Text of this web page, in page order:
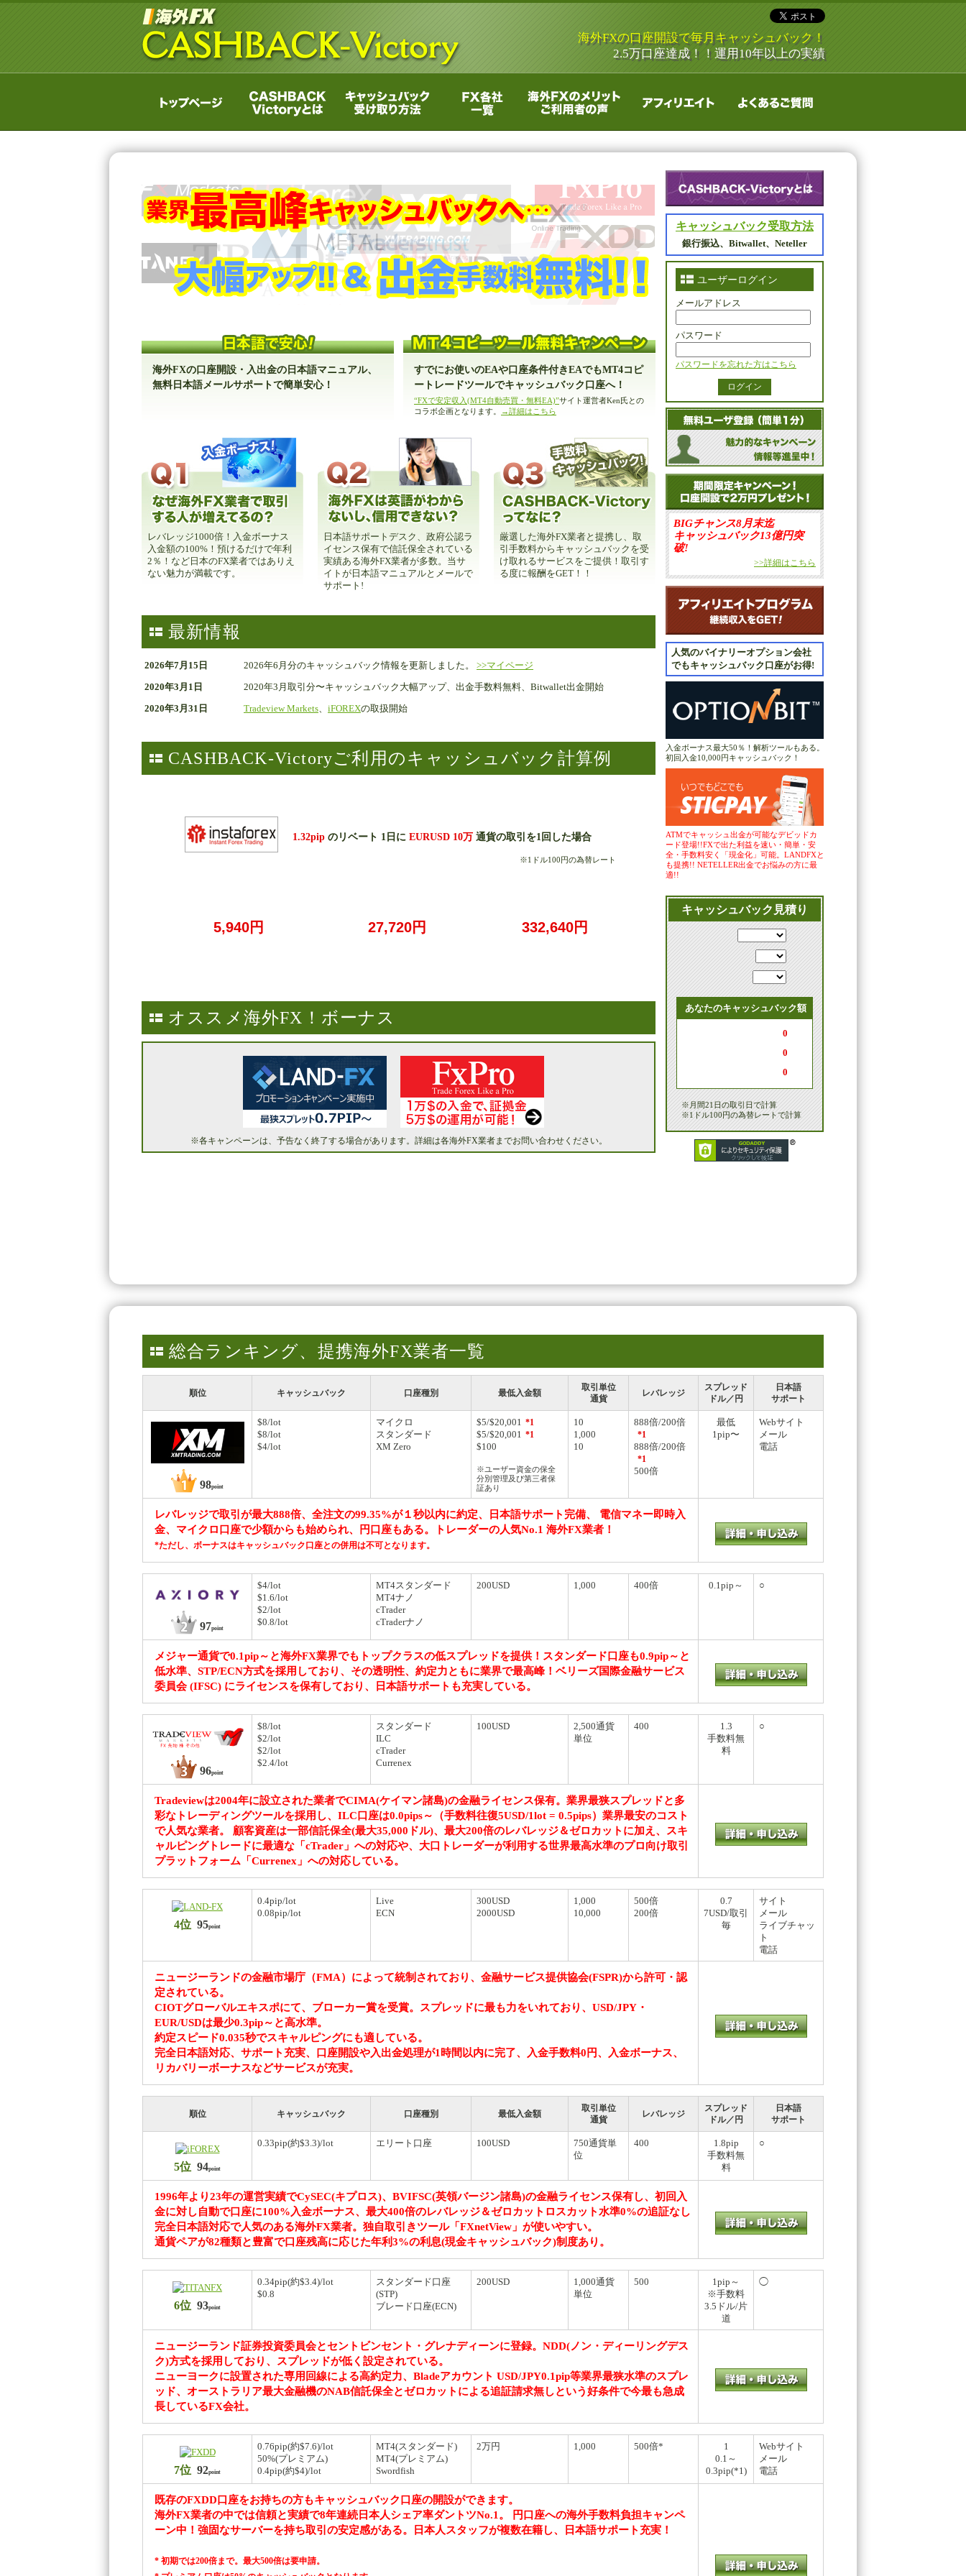
海外FXの口座開設で毎月キャッシュバック！
2.5万口座達成！！運用10年以上の実績
キャッシュバック受取方法
銀行振込、Bitwallet、Neteller
ユーザーログイン
メールアドレス
パスワード
パスワードを忘れた方はこちら
BIGチャンス8月末迄
キャッシュバック13億円突
破!
>>詳細はこちら
人気のバイナリーオプション会社
でもキャッシュバック口座がお得!
入金ボーナス最大50％！解析ツールもある。
初回入金10,000円キャッシュバック！
ATMでキャッシュ出金が可能なデビッドカ
ード登場!!FXで出た利益を速い・簡単・安
全・手数料安く「現金化」可能。LANDFXと
も提携!! NETELLER出金でお悩みの方に最
適!!
キャッシュバック見積り
あなたのキャッシュバック額
0
0
0
※月間21日の取引日で計算
※1ドル100円の為替レートで計算
海外FXの口座開設・入出金の日本語マニュアル、
無料日本語メールサポートで簡単安心！
すでにお使いのEAや口座条件付きEAでもMT4コピ
ートレードツールでキャッシュバック口座へ！
“FXで安定収入(MT4自動売買・無料EA)”サイト運営者Ken氏との
コラボ企画となります。
→詳細はこちら
レバレッジ1000倍！入金ボーナス
入金額の100%！預けるだけで年利
2％！など日本のFX業者ではありえ
ない魅力が満載です。
日本語サポートデスク、政府公認ラ
イセンス保有で信託保全されている
実績ある海外FX業者が多数。当サ
イトが日本語マニュアルとメールで
サポート!
厳選した海外FX業者と提携し、取
引手数料からキャッシュバックを受
け取れるサービスをご提供！取引す
る度に報酬をGET！！
最新情報
2026年7月15日 2026年6月分のキャッシュバック情報を更新しました。 >>マイページ
2020年3月1日
2020年3月取引分〜キャッシュバック大幅アップ、出金手数料無料、Bitwallet出金開始
2020年3月31日
Tradeview Markets、 iFOREXの取扱開始
CASHBACK-Victoryご利用のキャッシュバック計算例
1.32pip のリベート 1日に EURUSD 10万 通貨の取引を1回した場合
※1ドル100円の為替レート
5,940円 27,720円 332,640円
オススメ海外FX！ボーナス
※各キャンペーンは、予告なく終了する場合があります。詳細は各海外FX業者までお問い合わせください。
総合ランキング、提携海外FX業者一覧
順位 キャッシュバック 口座種別 最低入金額
取引単位
通貨
レバレッジ
スプレッド
ドル／円
日本語
サポート
98point
$8/lot
$8/lot
$4/lot
マイクロ
スタンダード
XM Zero
$5/$20,001 *1
$5/$20,001 *1
$100
※ユーザー資金の保全
分別管理及び第三者保
証あり
10
1,000
10
888倍/200倍
*1
888倍/200倍
*1
500倍
最低
1pip〜
Webサイト
メール
電話
レバレッジで取引が最大888倍、全注文の99.35%が１秒以内に約定、日本語サポート完備、 電信マネー即時入
金、マイクロ口座で少額からも始められ、円口座もある。トレーダーの人気No.1 海外FX業者！
*ただし、ボーナスはキャッシュバック口座との併用は不可となります。
97point
$4/lot
$1.6/lot
$2/lot
$0.8/lot
MT4スタンダード
MT4ナノ
cTrader
cTraderナノ
200USD 1,000 400倍 0.1pip～ ○
メジャー通貨で0.1pip～と海外FX業界でもトップクラスの低スプレッドを提供！スタンダード口座も0.9pip～と
低水準、STP/ECN方式を採用しており、その透明性、約定力ともに業界で最高峰！ベリーズ国際金融サービス
委員会 (IFSC) にライセンスを保有しており、日本語サポートも充実している。
96point
$8/lot
$2/lot
$2/lot
$2.4/lot
スタンダード
ILC
cTrader
Currenex
100USD
2,500通貨
単位
400
1.3
手数料無
料
○
Tradeviewは2004年に設立された業者でCIMA(ケイマン諸島)の金融ライセンス保有。業界最狭スプレッドと多
彩なトレーディングツールを採用し、ILC口座は0.0pips～（手数料往復5USD/1lot = 0.5pips）業界最安のコスト
で人気な業者。 顧客資産は一部信託保全(最大35,000ドル)、最大200倍のレバレッジ＆ゼロカットに加え、スキ
ャルピングトレードに最適な「cTrader」への対応や、大口トレーダーが利用する世界最高水準のプロ向け取引
プラットフォーム「Currenex」への対応している。
4位 95point
0.4pip/lot
0.08pip/lot
Live
ECN
300USD
2000USD
1,000
10,000
500倍
200倍
0.7
7USD/取引
毎
サイト
メール
ライブチャッ
ト
電話
ニュージーランドの金融市場庁（FMA）によって統制されており、金融サービス提供協会(FSPR)から許可・認
定されている。
CIOTグローバルエキスポにて、ブローカー賞を受賞。スプレッドに最も力をいれており、USD/JPY・
EUR/USDは最少0.3pip～と高水準。
約定スピード0.035秒でスキャルピングにも適している。
完全日本語対応、サポート充実、口座開設や入出金処理が1時間以内に完了、入金手数料0円、入金ボーナス、
リカバリーボーナスなどサービスが充実。
順位 キャッシュバック 口座種別 最低入金額
取引単位
通貨
レバレッジ
スプレッド
ドル／円
日本語
サポート
5位 94point
0.33pip(約$3.3)/lot エリート口座 100USD
750通貨単
位
400
1.8pip
手数料無
料
○
1996年より23年の運営実績でCySEC(キプロス)、BVIFSC(英領バージン諸島)の金融ライセンス保有し、初回入
金に対し自動で口座に100%入金ボーナス、最大400倍のレバレッジ＆ゼロカットロスカット水準0%の追証なし
完全日本語対応で人気のある海外FX業者。独自取引きツール「FXnetView」が使いやすい。
通貨ペアが82種類と豊富で口座残高に応じた年利3%の利息(現金キャッシュバック)制度あり。
6位 93point
0.34pip(約$3.4)/lot
$0.8
スタンダード口座
(STP)
ブレード口座(ECN)
200USD
1,000通貨
単位
500
1pip～
※手数料
3.5ドル/片
道
◯
ニュージーランド証券投資委員会とセントビンセント・グレナディーンに登録。NDD(ノン・ディーリングデス
ク)方式を採用しており、スプレッドが低く設定されている。
ニューヨークに設置された専用回線による高約定力、Bladeアカウント USD/JPY0.1pip等業界最狭水準のスプレ
ッド、オーストラリア最大金融機のNAB信託保全とゼロカットによる追証請求無しという好条件で今最も急成
長しているFX会社。
7位 92point
0.76pip(約$7.6)/lot
50%(プレミアム)
0.4pip(約$4)/lot
MT4(スタンダード)
MT4(プレミアム)
Swordfish
2万円 1,000 500倍*
1
0.1～
0.3pip(*1)
Webサイト
メール
電話
既存のFXDD口座をお持ちの方もキャッシュバック口座の開設ができます。
海外FX業者の中では信頼と実績で8年連続日本人シェア率ダントツNo.1。 円口座への海外手数料負担キャンペ
ーン中！強固なサーバーを持ち取引の安定感がある。日本人スタッフが複数在籍し、日本語サポート充実！
* 初期では200倍まで。最大500倍は要申請。